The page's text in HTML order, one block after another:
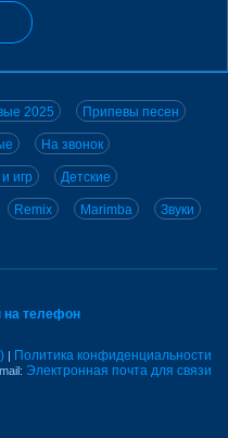
2025 Припевы песен
На звонок
игр Детские
Remix Marimba Звуки
на телефон
| Политика конфиденциальности
Электронная почта для связи